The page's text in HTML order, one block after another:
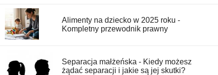
Alimenty na dziecko w 2025 roku -
Kompletny przewodnik prawny
Separacja małżeńska - Kiedy możesz
żądać separacji i jakie są jej skutki?